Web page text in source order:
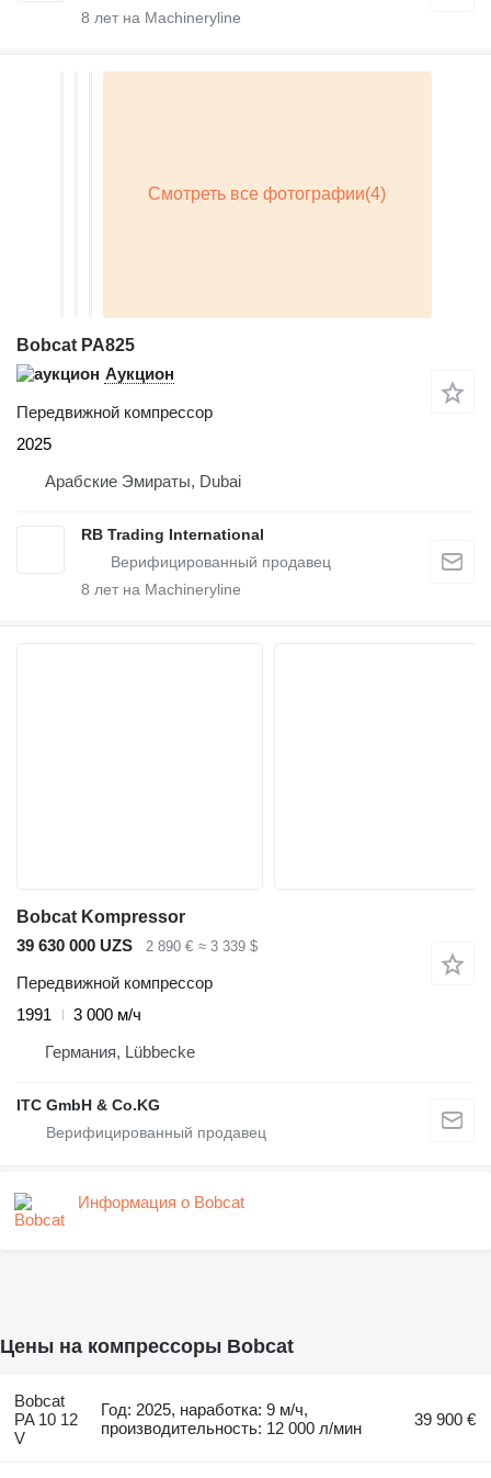
8 лет на Machineryline
Bobcat PA825
Аукцион
Передвижной компрессор
2025
Арабские Эмираты, Dubai
RB Trading International
8 лет на Machineryline
Bobcat Kompressor
39 630 000 UZS
2 890 € ≈ 3 339 $
Передвижной компрессор
1991
3 000 м/ч
Германия, Lübbecke
ITC GmbH & Co.KG
Информация о Bobcat
Цены на компрессоры Bobcat
Bobcat
PA 10 12
V
Год: 2025, наработка: 9 м/ч,
производительность: 12 000 л/мин
39 900 €